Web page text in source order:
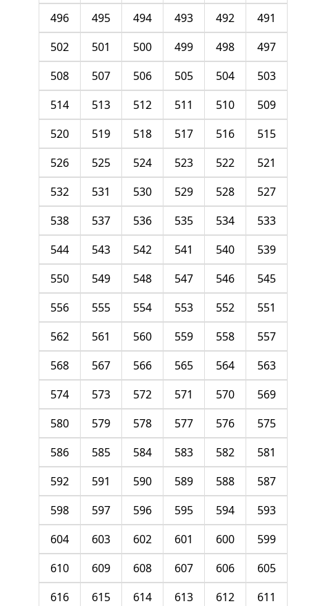
491
492
493
494
495
496
497
498
499
500
501
502
503
504
505
506
507
508
509
510
511
512
513
514
515
516
517
518
519
520
521
522
523
524
525
526
527
528
529
530
531
532
533
534
535
536
537
538
539
540
541
542
543
544
545
546
547
548
549
550
551
552
553
554
555
556
557
558
559
560
561
562
563
564
565
566
567
568
569
570
571
572
573
574
575
576
577
578
579
580
581
582
583
584
585
586
587
588
589
590
591
592
593
594
595
596
597
598
599
600
601
602
603
604
605
606
607
608
609
610
611
612
613
614
615
616